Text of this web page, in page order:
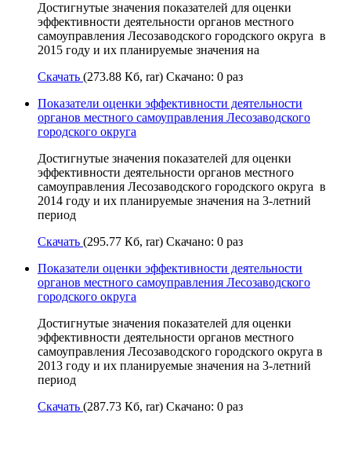
Достигнутые значения показателей для оценки
эффективности деятельности органов местного
самоуправления Лесозаводского городского округа в
2015 году и их планируемые значения на
Скачать (273.88 Кб, rar) Скачано: 0 раз
Показатели оценки эффективности деятельности
органов местного самоуправления Лесозаводского
городского округа
Достигнутые значения показателей для оценки
эффективности деятельности органов местного
самоуправления Лесозаводского городского округа в
2014 году и их планируемые значения на 3-летний
период
Скачать (295.77 Кб, rar) Скачано: 0 раз
Показатели оценки эффективности деятельности
органов местного самоуправления Лесозаводского
городского округа
Достигнутые значения показателей для оценки
эффективности деятельности органов местного
самоуправления Лесозаводского городского округа в
2013 году и их планируемые значения на 3-летний
период
Скачать (287.73 Кб, rar) Скачано: 0 раз